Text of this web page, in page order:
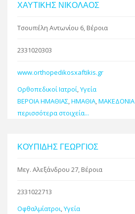
ΧΑΥΤΙΚΗΣ ΝΙΚΟΛΑΟΣ
Τσουπέλη Αντωνίου 6, Βέροια
2331020303
www.orthopedikosxaftikis.gr
Ορθοπεδικοί Ιατροί,Υγεία
ΒΕΡΟΙΑ ΗΜΑΘΙΑΣ,ΗΜΑΘΙΑ,ΜΑΚΕΔΟΝΙΑ
περισσότερα στοιχεία...
ΚΟΥΠΙΔΗΣ ΓΕΩΡΓΙΟΣ
Μεγ. Αλεξάνδρου 27, Βέροια
2331022713
Οφθαλμίατροι,Υγεία